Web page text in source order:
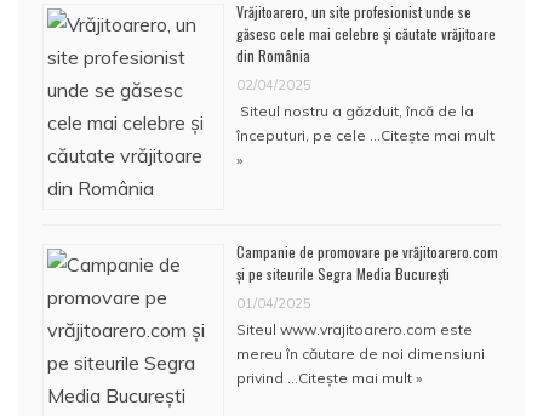
Vrăjitoarero, un site profesionist unde se
găsesc cele mai celebre și căutate vrăjitoare
din România
02/04/2025
Siteul nostru a găzduit, încă de la
începuturi, pe cele …Citește mai mult
»
Campanie de promovare pe vrăjitoarero.com
și pe siteurile Segra Media București
01/04/2025
Siteul www.vrajitoarero.com este
mereu în căutare de noi dimensiuni
privind …Citește mai mult »